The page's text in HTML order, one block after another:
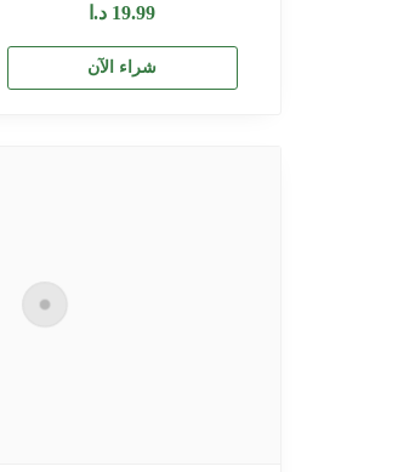
19.99 د.ا
شراء الآن